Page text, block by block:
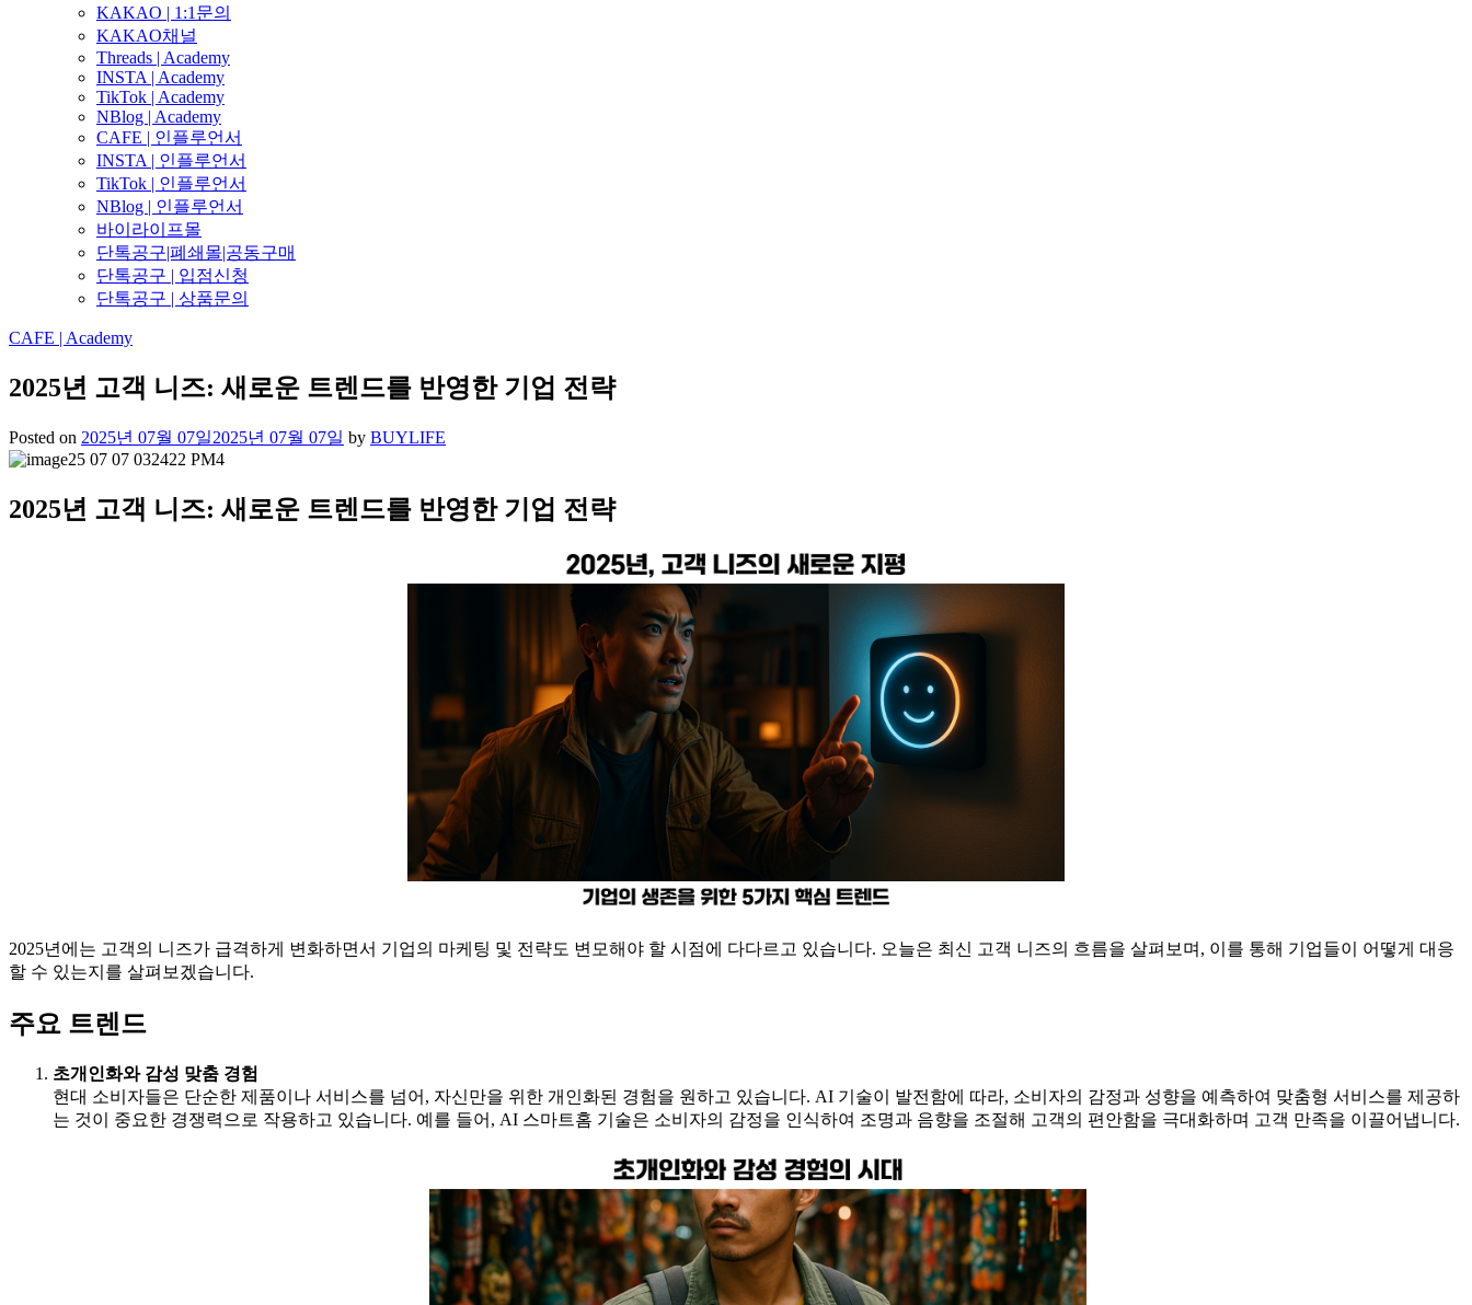
KAKAO | 1:1문의
KAKAO채널
Threads | Academy
INSTA | Academy
TikTok | Academy
NBlog | Academy
CAFE | 인플루언서
INSTA | 인플루언서
TikTok | 인플루언서
NBlog | 인플루언서
바이라이프몰
단톡공구|폐쇄몰|공동구매
단톡공구 | 입점신청
단톡공구 | 상품문의
CAFE | Academy
2025년 고객 니즈: 새로운 트렌드를 반영한 기업 전략
Posted on 2025년 07월 07일2025년 07월 07일 by BUYLIFE
2025년 고객 니즈: 새로운 트렌드를 반영한 기업 전략
2025년에는 고객의 니즈가 급격하게 변화하면서 기업의 마케팅 및 전략도 변모해야 할 시점에 다다르고 있습니다. 오늘은 최신 고객 니즈의 흐름을 살펴보며, 이를 통해 기업들이 어떻게 대응
할 수 있는지를 살펴보겠습니다.
주요 트렌드
초개인화와 감성 맞춤 경험
현대 소비자들은 단순한 제품이나 서비스를 넘어, 자신만을 위한 개인화된 경험을 원하고 있습니다. AI 기술이 발전함에 따라, 소비자의 감정과 성향을 예측하여 맞춤형 서비스를 제공하
는 것이 중요한 경쟁력으로 작용하고 있습니다. 예를 들어, AI 스마트홈 기술은 소비자의 감정을 인식하여 조명과 음향을 조절해 고객의 편안함을 극대화하며 고객 만족을 이끌어냅니다.